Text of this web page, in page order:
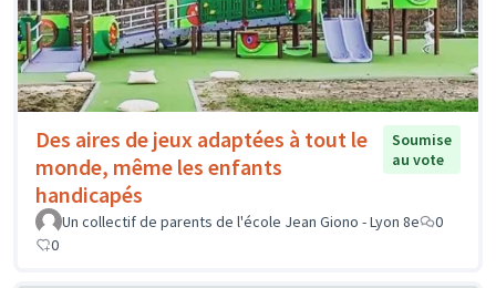
Des aires de jeux adaptées à tout le
monde, même les enfants
handicapés
Soumise
au vote
Un collectif de parents de l'école Jean Giono - Lyon 8e
0
0